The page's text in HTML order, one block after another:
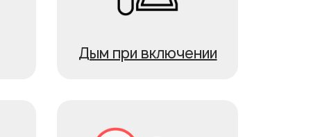
Дым при включении